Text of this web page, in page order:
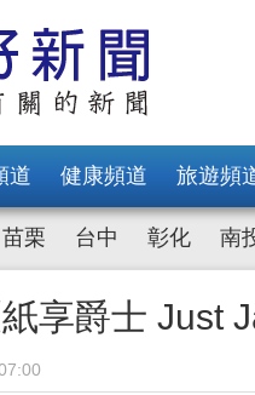
道 健康頻道 旅遊頻
苗栗 台中 彰化 南
享爵士 Just